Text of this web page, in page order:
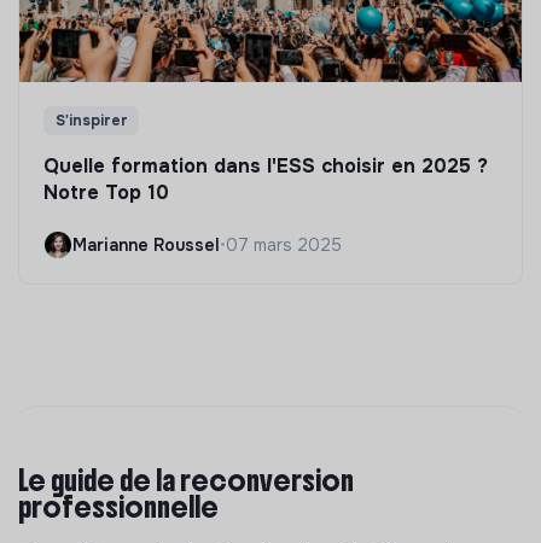
S'inspirer
Quelle formation dans l'ESS choisir en 2025 ?
Notre Top 10
Marianne Roussel•07 mars 2025
Le guide de la reconversion
professionnelle